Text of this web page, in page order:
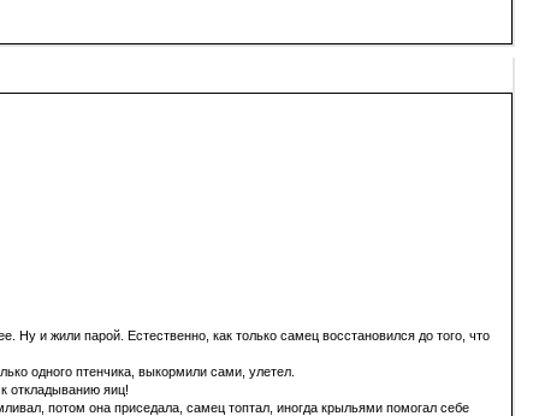
Ну и жили парой. Естественно, как только самец восстановился до того, что
одного птенчика, выкормили сами, улетел.
откладыванию яиц!
потом она приседала, самец топтал, иногда крыльями помогал себе